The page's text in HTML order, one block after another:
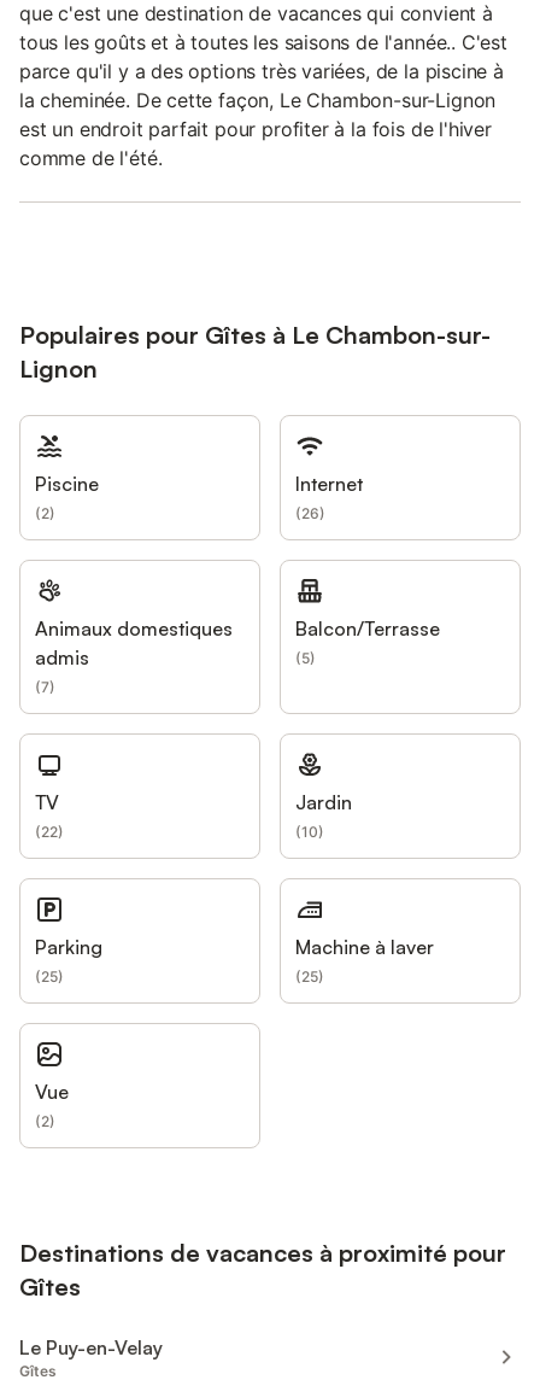
que c'est une destination de vacances qui convient à
tous les goûts et à toutes les saisons de l'année.. C'est
parce qu'il y a des options très variées, de la piscine à
la cheminée. De cette façon, Le Chambon-sur-Lignon
est un endroit parfait pour profiter à la fois de l'hiver
comme de l'été.
Populaires pour Gîtes à Le Chambon-sur-
Lignon
Piscine
(2)
Internet
(26)
Animaux domestiques
admis
(7)
Balcon/Terrasse
(5)
TV
(22)
Jardin
(10)
Parking
(25)
Machine à laver
(25)
Vue
(2)
Destinations de vacances à proximité pour
Gîtes
Le Puy-en-Velay
Gîtes